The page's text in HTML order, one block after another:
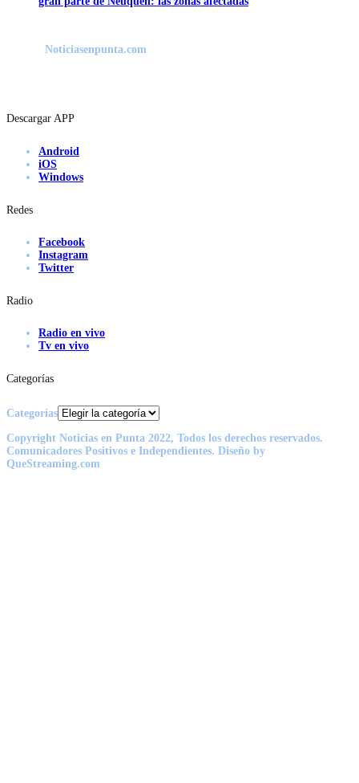
Noticiasenpunta.com
Descargar APP
Android
iOS
Windows
Redes
Facebook
Instagram
Twitter
Radio
Radio en vivo
Tv en vivo
Categorías
Categorías
Copyright Noticias en Punta 2022, Todos los derechos reservados.
Comunicadores Positivos e Independientes. Diseño by
QueStreaming.com